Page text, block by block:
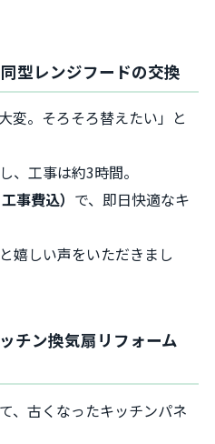
型レンジフードの交換
変。そろそろ替えたい」と
、工事は約3時間。
事費込） で、即日快適なキ
嬉しい声をいただきまし
チン換気扇リフォーム
、古くなったキッチンパネ